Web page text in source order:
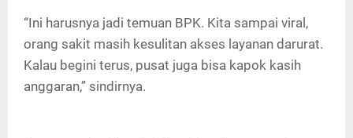
“Ini harusnya jadi temuan BPK. Kita sampai viral,
orang sakit masih kesulitan akses layanan darurat.
Kalau begini terus, pusat juga bisa kapok kasih
anggaran,” sindirnya.